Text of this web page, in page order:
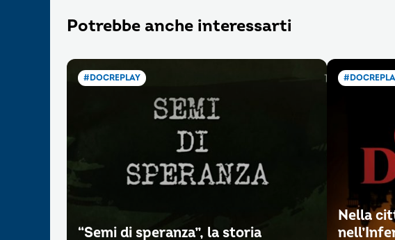
Potrebbe anche interessarti
#DOCREPLAY
“Semi di speranza”, la storia
Nella